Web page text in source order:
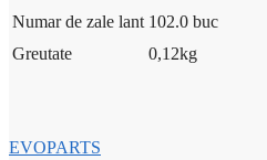
Numar de zale lant 102.0 buc
Greutate
0,12kg
EVOPARTS